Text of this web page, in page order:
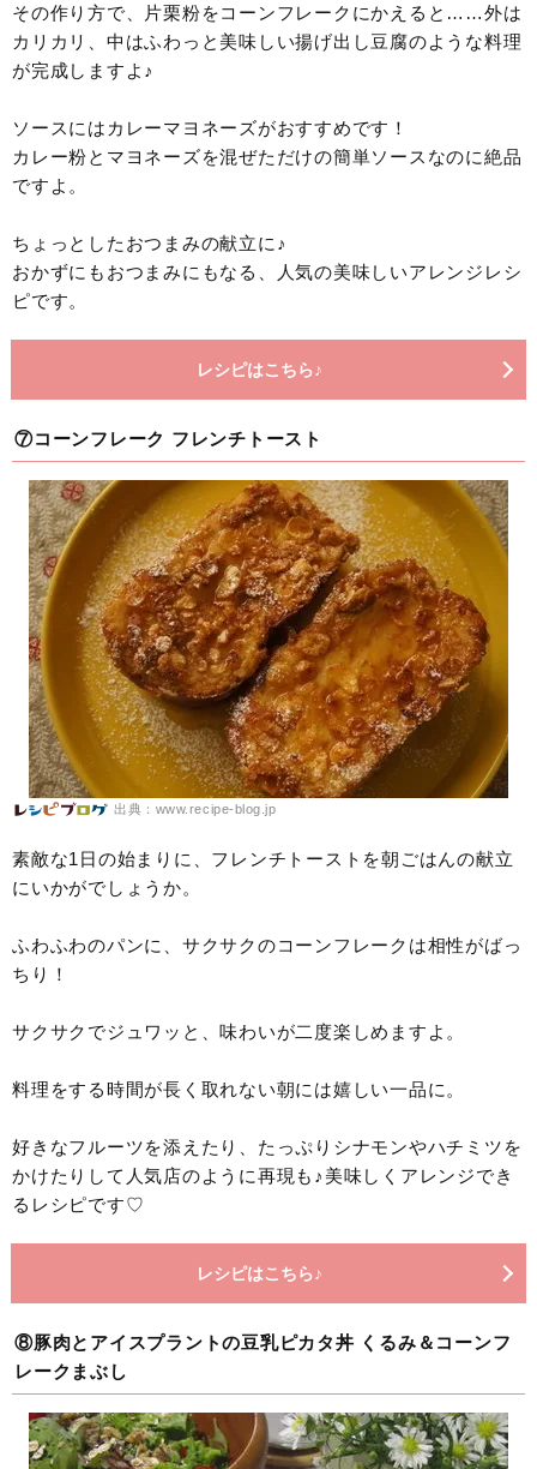
その作り方で、片栗粉をコーンフレークにかえると……外は
カリカリ、中はふわっと美味しい揚げ出し豆腐のような料理
が完成しますよ♪
ソースにはカレーマヨネーズがおすすめです！
カレー粉とマヨネーズを混ぜただけの簡単ソースなのに絶品
ですよ。
ちょっとしたおつまみの献立に♪
おかずにもおつまみにもなる、人気の美味しいアレンジレシ
ピです。
レシピはこちら♪
⑦コーンフレーク フレンチトースト
出典：www.recipe-blog.jp
素敵な1日の始まりに、フレンチトーストを朝ごはんの献立
にいかがでしょうか。
ふわふわのパンに、サクサクのコーンフレークは相性がばっ
ちり！
サクサクでジュワッと、味わいが二度楽しめますよ。
料理をする時間が長く取れない朝には嬉しい一品に。
好きなフルーツを添えたり、たっぷりシナモンやハチミツを
かけたりして人気店のように再現も♪美味しくアレンジでき
るレシピです♡
レシピはこちら♪
⑧豚肉とアイスプラントの豆乳ピカタ丼 くるみ＆コーンフ
レークまぶし